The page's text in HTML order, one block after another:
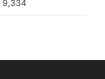
9,334